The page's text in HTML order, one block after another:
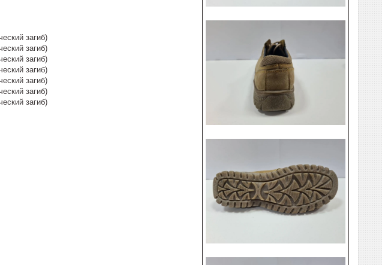
загиб)
загиб)
загиб)
загиб)
загиб)
загиб)
загиб)